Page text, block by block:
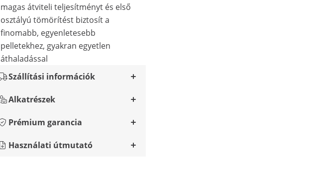
magas átviteli teljesítményt és első
osztályú tömörítést biztosít a
finomabb, egyenletesebb
pelletekhez, gyakran egyetlen
áthaladással
Szállítási információk
Alkatrészek
Prémium garancia
Használati útmutató